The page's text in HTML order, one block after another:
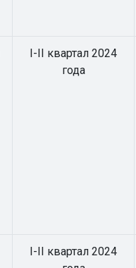
I-II квартал 2024
года
I-II квартал 2024